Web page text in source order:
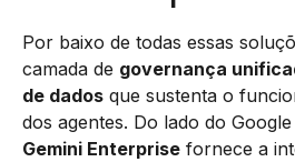
Por baixo de todas essas
camada de governança
de dados que sustenta o
dos agentes. Do lado do
Gemini Enterprise fornece a